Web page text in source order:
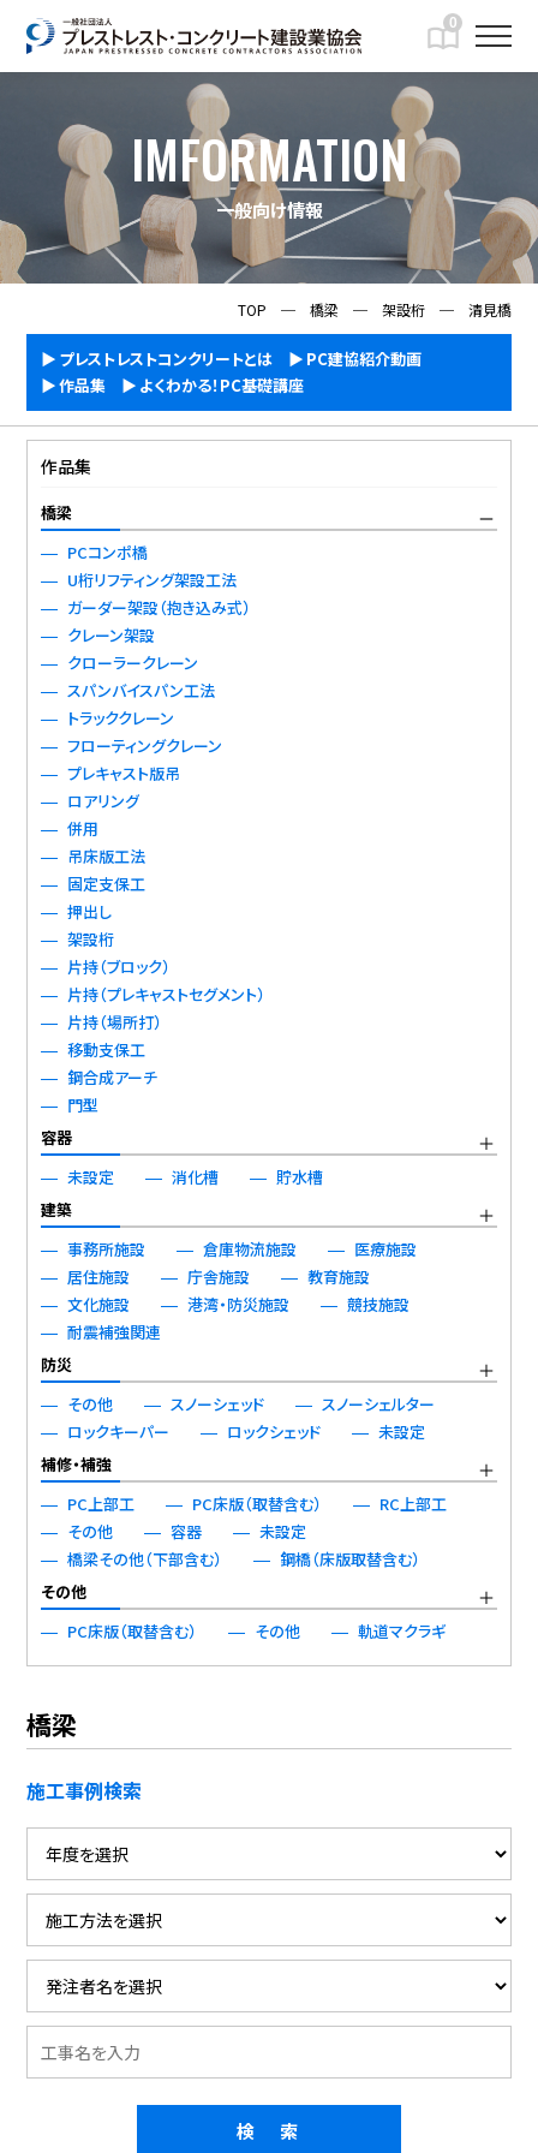
0
IMFORMATION
一般向け情報
TOP ─ 橋梁 ─ 架設桁 ─ 清見橋
プレストレストコンクリートとは
PC建協紹介動画
作品集
よくわかる！PC基礎講座
作品集
橋梁
PCコンポ橋
U桁リフティング架設工法
ガーダー架設（抱き込み式）
クレーン架設
クローラークレーン
スパンバイスパン工法
トラッククレーン
フローティングクレーン
プレキャスト版吊
ロアリング
併用
吊床版工法
固定支保工
押出し
架設桁
片持（ブロック）
片持（プレキャストセグメント）
片持（場所打）
移動支保工
鋼合成アーチ
門型
容器
未設定
消化槽
貯水槽
建築
事務所施設
倉庫物流施設
医療施設
居住施設
庁舎施設
教育施設
文化施設
港湾・防災施設
競技施設
耐震補強関連
防災
その他
スノーシェッド
スノーシェルター
ロックキーパー
ロックシェッド
未設定
補修・補強
PC上部工
PC床版（取替含む）
RC上部工
その他
容器
未設定
橋梁その他（下部含む）
鋼橋（床版取替含む）
その他
PC床版（取替含む）
その他 軌道マクラギ
橋梁
施工事例検索